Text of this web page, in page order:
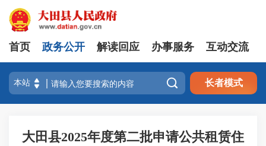
首页 政务公开 解读回应 办事服务 互动交流
 长者模式
大田县2025年度第二批申请公共租赁住